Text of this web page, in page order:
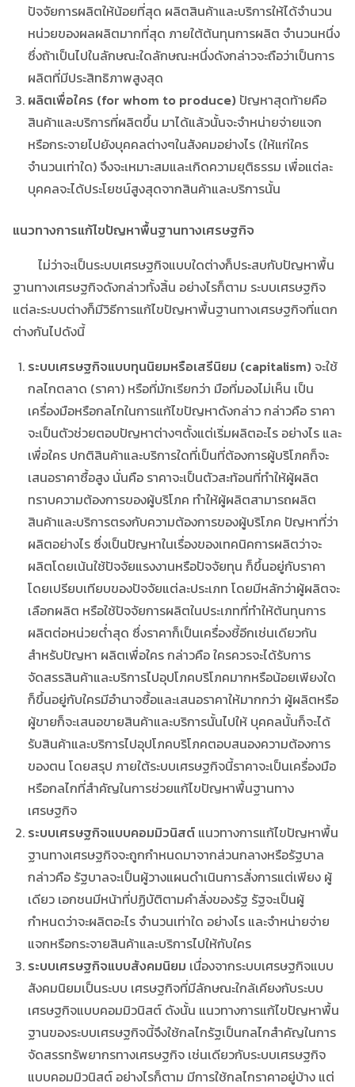
ปัจจัยการผลิตให้น้อยที่สุด ผลิตสินค้าและบริการให้ได้จำนวน
หน่วยของผลผลิตมากที่สุด ภายใต้ต้นทุนการผลิต จำนวนหนึ่ง
ซึ่งถ้าเป็นไปในลักษณะใดลักษณะหนึ่งดังกล่าวจะถือว่าเป็นการ
ผลิตที่มีประสิทธิภาพสูงสุด
ผลิตเพื่อใคร (for whom to produce) ปัญหาสุดท้ายคือ
สินค้าและบริการที่ผลิตขึ้น มาได้แล้วนั้นจะจำหน่ายจ่ายแจก
หรือกระจายไปยังบุคคลต่างๆในสังคมอย่างไร (ให้แก่ใคร
จำนวนเท่าใด) จึงจะเหมาะสมและเกิดความยุติธรรม เพื่อแต่ละ
บุคคลจะได้ประโยชน์สูงสุดจากสินค้าและบริการนั้น
แนวทางการแก้ไขปัญหาพื้นฐานทางเศรษฐกิจ
ไม่ว่าจะเป็นระบบเศรษฐกิจแบบใดต่างก็ประสบกับปัญหาพื้น
ฐานทางเศรษฐกิจดังกล่าวทั้งสิ้น อย่างไรก็ตาม ระบบเศรษฐกิจ
แต่ละระบบต่างก็มีวิธีการแก้ไขปัญหาพื้นฐานทางเศรษฐกิจที่แตก
ต่างกันไปดังนี้
ระบบเศรษฐกิจแบบทุนนิยมหรือเสรีนิยม (capitalism)จะใช้
กลไกตลาด (ราคา) หรือที่มักเรียกว่า มือที่มองไม่เห็น เป็น
เครื่องมือหรือกลไกในการแก้ไขปัญหาดังกล่าว กล่าวคือ ราคา
จะเป็นตัวช่วยตอบปัญหาต่างๆตั้งแต่เริ่มผลิตอะไร อย่างไร และ
เพื่อใคร ปกติสินค้าและบริการใดที่เป็นที่ต้องการผู้บริโภคก็จะ
เสนอราคาซื้อสูง นั่นคือ ราคาจะเป็นตัวสะท้อนที่ทำให้ผู้ผลิต
ทราบความต้องการของผู้บริโภค ทำให้ผู้ผลิตสามารถผลิต
สินค้าและบริการตรงกับความต้องการของผู้บริโภค ปัญหาที่ว่า
ผลิตอย่างไร ซึ่งเป็นปัญหาในเรื่องของเทคนิคการผลิตว่าจะ
ผลิตโดยเน้นใช้ปัจจัยแรงงานหรือปัจจัยทุน ก็ขึ้นอยู่กับราคา
โดยเปรียบเทียบของปัจจัยแต่ละประเภท โดยมีหลักว่าผู้ผลิตจะ
เลือกผลิต หรือใช้ปัจจัยการผลิตในประเภทที่ทำให้ต้นทุนการ
ผลิตต่อหน่วยต่ำสุด ซึ่งราคาก็เป็นเครื่องชี้อีกเช่นเดียวกัน
สำหรับปัญหา ผลิตเพื่อใคร กล่าวคือ ใครควรจะได้รับการ
จัดสรรสินค้าและบริการไปอุปโภคบริโภคมากหรือน้อยเพียงใด
ก็ขึ้นอยู่กับใครมีอำนาจซื้อและเสนอราคาให้มากกว่า ผู้ผลิตหรือ
ผู้ขายก็จะเสนอขายสินค้าและบริการนั้นไปให้ บุคคลนั้นก็จะได้
รับสินค้าและบริการไปอุปโภคบริโภคตอบสนองความต้องการ
ของตน โดยสรุป ภายใต้ระบบเศรษฐกิจนี้ราคาจะเป็นเครื่องมือ
หรือกลไกที่สำคัญในการช่วยแก้ไขปัญหาพื้นฐานทาง
เศรษฐกิจ
ระบบเศรษฐกิจแบบคอมมิวนิสต์ แนวทางการแก้ไขปัญหาพื้น
ฐานทางเศรษฐกิจจะถูกกำหนดมาจากส่วนกลางหรือรัฐบาล
กล่าวคือ รัฐบาลจะเป็นผู้วางแผนดำเนินการสั่งการแต่เพียง ผู้
เดียว เอกชนมีหน้าที่ปฏิบัติตามคำสั่งของรัฐ รัฐจะเป็นผู้
กำหนดว่าจะผลิตอะไร จำนวนเท่าใด อย่างไร และจำหน่ายจ่าย
แจกหรือกระจายสินค้าและบริการไปให้กับใคร
ระบบเศรษฐกิจแบบสังคมนิยม เนื่องจากระบบเศรษฐกิจแบบ
สังคมนิยมเป็นระบบ เศรษฐกิจที่มีลักษณะใกล้เคียงกับระบบ
เศรษฐกิจแบบคอมมิวนิสต์ ดังนั้น แนวทางการแก้ไขปัญหาพื้น
ฐานของระบบเศรษฐกิจนี้จึงใช้กลไกรัฐเป็นกลไกสำคัญในการ
จัดสรรทรัพยากรทางเศรษฐกิจ เช่นเดียวกับระบบเศรษฐกิจ
แบบคอมมิวนิสต์ อย่างไรก็ตาม มีการใช้กลไกราคาอยู่บ้าง แต่